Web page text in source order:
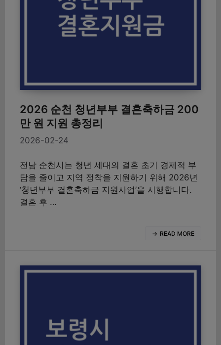
2026 순천 청년부부 결혼축하금 200
만 원 지원 총정리
2026-02-24
전남 순천시는 청년 세대의 결혼 초기 경제적 부
담을 줄이고 지역 정착을 지원하기 위해 2026년
‘청년부부 결혼축하금 지원사업’을 시행합니다.
결혼 후 …
READ MORE